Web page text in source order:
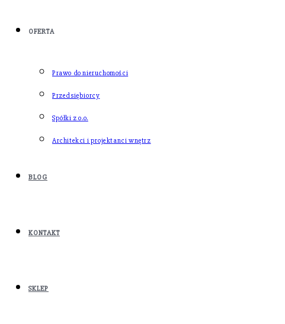
OFERTA
Prawo do nieruchomości
Przedsiębiorcy
Spółki z o.o.
Architekci i projektanci wnętrz
BLOG
KONTAKT
SKLEP